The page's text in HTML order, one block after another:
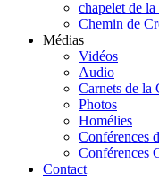
chapelet de
Chemin de
Médias
Vidéos
Audio
Carnets de la
Photos
Homélies
Conférences
Conférences
Contact